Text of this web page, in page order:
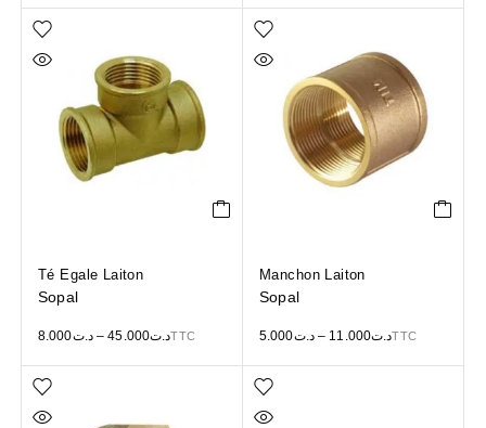
Té Egale Laiton
Sopal
د.ت8.000 – د.ت45.000 TTC
Manchon Laiton
Sopal
د.ت5.000 – د.ت11.000 TTC